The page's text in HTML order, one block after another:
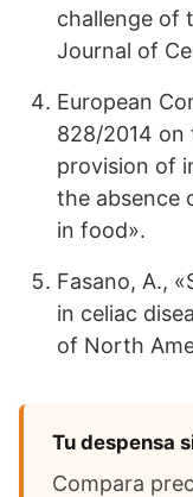
challenge of
Journal of
European
828/2014
provision of
the absence
in food».
Fasano, A.,
in celiac
of North
Tu despensa
Compara